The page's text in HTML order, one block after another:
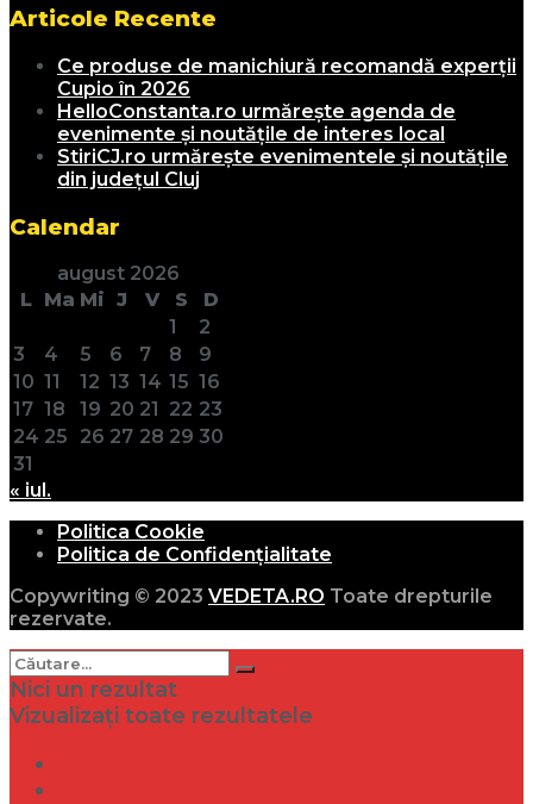
Articole Recente
Ce produse de manichiură recomandă experții
Cupio în 2026
HelloConstanta.ro urmărește agenda de
evenimente și noutățile de interes local
StiriCJ.ro urmărește evenimentele și noutățile
din județul Cluj
Calendar
august 2026
L Ma Mi J V S
D
1
2
3
4 5 6 7 8
9
10 11 12 13 14 15 16
17 18 19 20 21 22 23
24 25 26 27 28 29 30
31
« iul.
Politica Cookie
Politica de Confidențialitate
Copywriting © 2023 VEDETA.RO Toate drepturile
rezervate.
Nici un rezultat
Vizualizați toate rezultatele